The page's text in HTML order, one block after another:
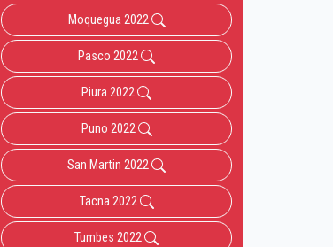
Moquegua 2022
Pasco 2022
Piura 2022
Puno 2022
San Martin 2022
Tacna 2022
Tumbes 2022